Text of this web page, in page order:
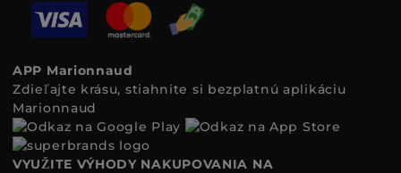
APP Marionnaud
Zdieľajte krásu, stiahnite si bezplatnú aplikáciu
Marionnaud
VYUŽITE VÝHODY NAKUPOVANIA NA